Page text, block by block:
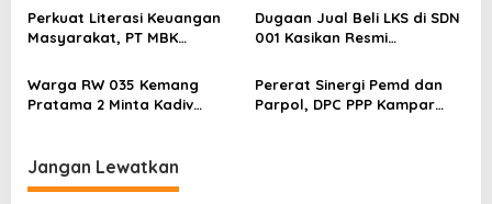
s
Sentimen Pasar
Pelapor Desak Polda Jambi
Segera Lakukan Penahanan
Perkuat Literasi Keuangan
Masyarakat, PT MBK
Karpet Masjid di Pakuhaji
Dugaan Jual Beli LKS di SDN
001 Kasikan Resmi
Kampar, Pemred – Pimum
Metroterkini.id Desak Usut
Kasus Ini
Warga RW 035 Kemang
Pratama 2 Minta Kadiv
Metro Bekasi Kota
Pererat Sinergi Pemd dan
Parpol, DPC PPP Kampar
Jangan Lewatkan